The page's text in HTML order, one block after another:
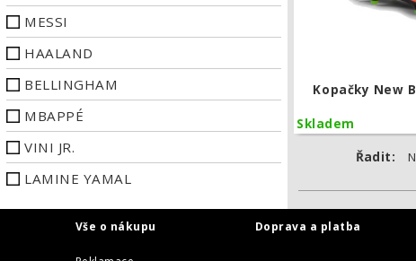
MESSI
HAALAND
BELLINGHAM
MBAPPÉ
VINI JR.
LAMINE YAMAL
Kopačky New
Skladem
Řadit:
Vše o nákupu Doprava a platba